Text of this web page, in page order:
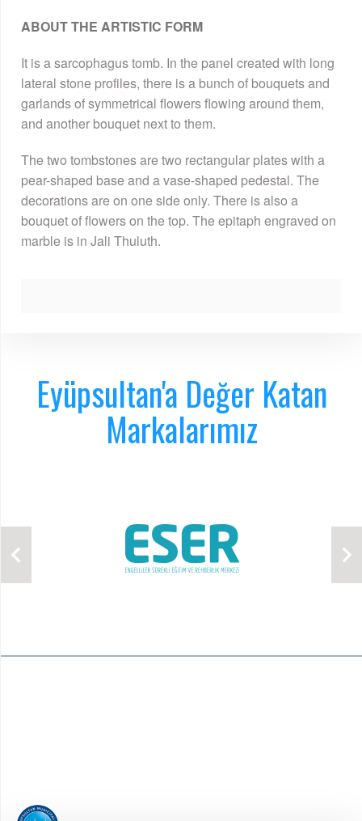
ABOUT THE ARTISTIC FORM
It is a sarcophagus tomb. In the panel created with long
lateral stone profiles, there is a bunch of bouquets and
garlands of symmetrical flowers flowing around them,
and another bouquet next to them.
The two tombstones are two rectangular plates with a
pear-shaped base and a vase-shaped pedestal. The
decorations are on one side only. There is also a
bouquet of flowers on the top. The epitaph engraved on
marble is in Jali Thuluth.
Eyüpsultan'a Değer Katan
Markalarımız